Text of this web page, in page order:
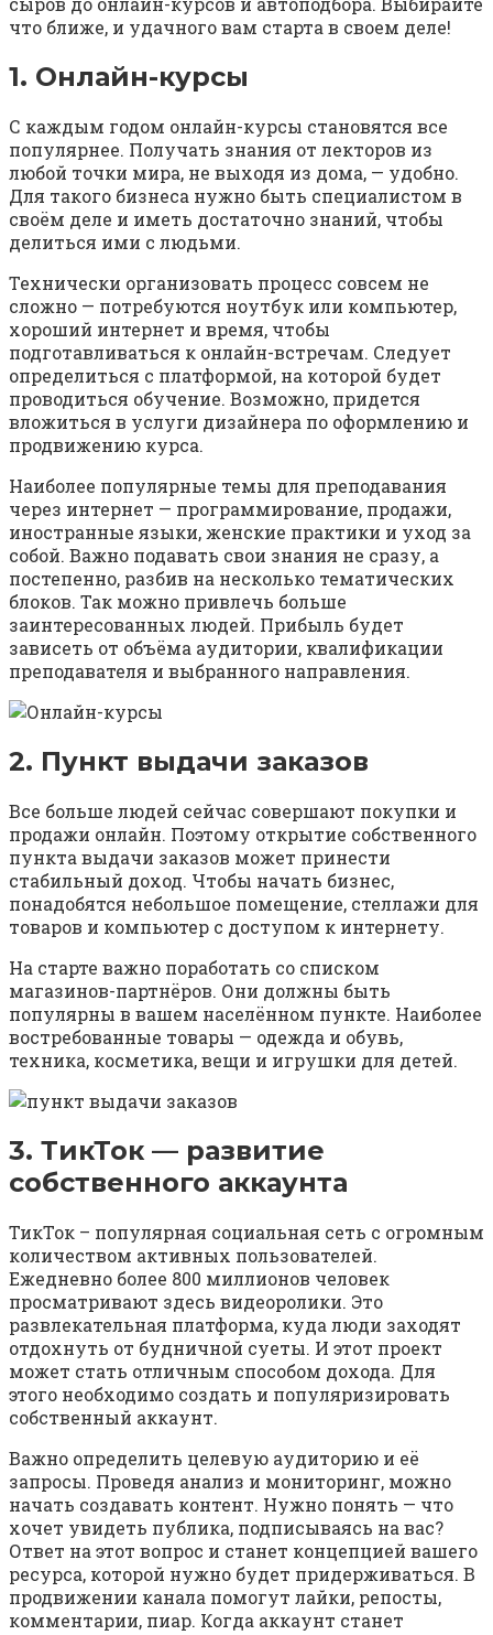
что ближе, и удачного вам старта в своем деле!
1. Онлайн-курсы
С каждым годом онлайн-курсы становятся все
популярнее. Получать знания от лекторов из
любой точки мира, не выходя из дома, — удобно.
Для такого бизнеса нужно быть специалистом в
своём деле и иметь достаточно знаний, чтобы
делиться ими с людьми.
Технически организовать процесс совсем не
сложно — потребуются ноутбук или компьютер,
хороший интернет и время, чтобы
подготавливаться к онлайн-встречам. Следует
определиться с платформой, на которой будет
проводиться обучение. Возможно, придется
вложиться в услуги дизайнера по оформлению и
продвижению курса.
Наиболее популярные темы для преподавания
через интернет — программирование, продажи,
иностранные языки, женские практики и уход за
собой. Важно подавать свои знания не сразу, а
постепенно, разбив на несколько тематических
блоков. Так можно привлечь больше
заинтересованных людей. Прибыль будет
зависеть от объёма аудитории, квалификации
преподавателя и выбранного направления.
2. Пункт выдачи заказов
Все больше людей сейчас совершают покупки и
продажи онлайн. Поэтому открытие собственного
пункта выдачи заказов может принести
стабильный доход. Чтобы начать бизнес,
понадобятся небольшое помещение, стеллажи для
товаров и компьютер с доступом к интернету.
На старте важно поработать со списком
магазинов-партнёров. Они должны быть
популярны в вашем населённом пункте. Наиболее
востребованные товары — одежда и обувь,
техника, косметика, вещи и игрушки для детей.
3. ТикТок — развитие
собственного аккаунта
ТикТок – популярная социальная сеть с огромным
количеством активных пользователей.
Ежедневно более 800 миллионов человек
просматривают здесь видеоролики. Это
развлекательная платформа, куда люди заходят
отдохнуть от будничной суеты. И этот проект
может стать отличным способом дохода. Для
этого необходимо создать и популяризировать
собственный аккаунт.
Важно определить целевую аудиторию и её
запросы. Проведя анализ и мониторинг, можно
начать создавать контент. Нужно понять — что
хочет увидеть публика, подписываясь на вас?
Ответ на этот вопрос и станет концепцией вашего
ресурса, которой нужно будет придерживаться. В
продвижении канала помогут лайки, репосты,
комментарии, пиар. Когда аккаунт станет